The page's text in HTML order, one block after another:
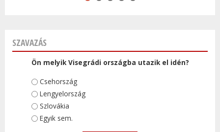
SZAVAZÁS
Ön melyik Visegrádi országba utazik el idén?
Választások
Csehország
Lengyelország
Szlovákia
Egyik sem.